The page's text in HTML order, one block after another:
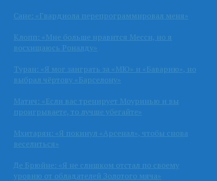
Сане: «Гвардиола перепрограммировал меня»
Клопп: «Мне больше нравится Месси, но я
восхищаюсь Роналду»
Туран: «Я мог заиграть за «МЮ» и «Баварию», но
выбрал чёртову «Барселону»
Матич: «Если вас тренирует Моуринью и вы
проигрываете, то лучше убегайте»
Мхитарян: «Я покинул «Арсенал», чтобы снова
веселиться»
Де Брюйне: «Я не слишком отстал по своему
уровню от обладателей Золотого мяча»